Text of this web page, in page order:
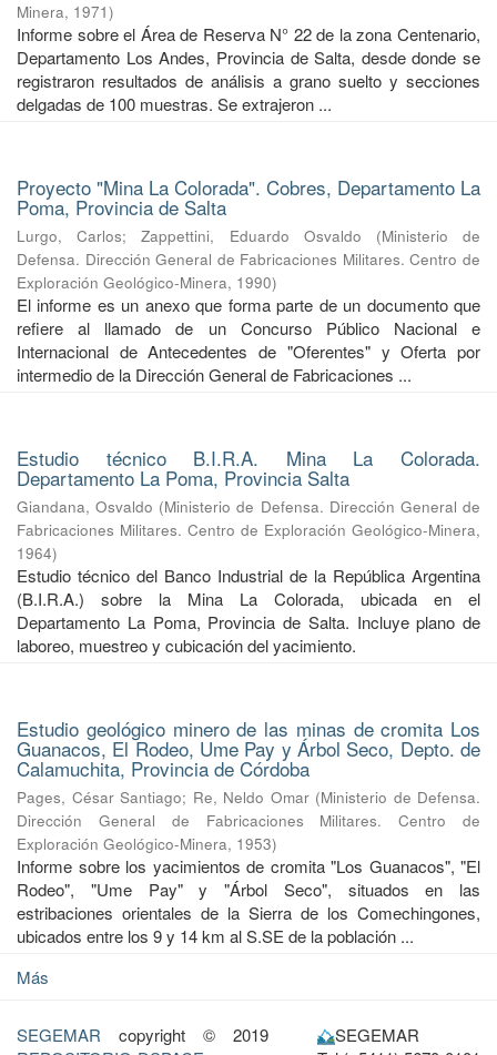
Minera, 1971)
Informe sobre el Área de Reserva N° 22 de la zona Centenario,
Departamento Los Andes, Provincia de Salta, desde donde se
registraron resultados de análisis a grano suelto y secciones
delgadas de 100 muestras. Se extrajeron ...
Proyecto "Mina La Colorada". Cobres, Departamento La
Poma, Provincia de Salta
Lurgo, Carlos;Zappettini, Eduardo Osvaldo (Ministerio de
Defensa. Dirección General de Fabricaciones Militares. Centro de
Exploración Geológico-Minera, 1990)
El informe es un anexo que forma parte de un documento que
refiere al llamado de un Concurso Público Nacional e
Internacional de Antecedentes de "Oferentes" y Oferta por
intermedio de la Dirección General de Fabricaciones ...
Estudio técnico B.I.R.A. Mina La Colorada.
Departamento La Poma, Provincia Salta
Giandana, Osvaldo (Ministerio de Defensa. Dirección General de
Fabricaciones Militares. Centro de Exploración Geológico-Minera,
1964)
Estudio técnico del Banco Industrial de la República Argentina
(B.I.R.A.) sobre la Mina La Colorada, ubicada en el
Departamento La Poma, Provincia de Salta. Incluye plano de
laboreo, muestreo y cubicación del yacimiento.
Estudio geológico minero de las minas de cromita Los
Guanacos, El Rodeo, Ume Pay y Árbol Seco, Depto. de
Calamuchita, Provincia de Córdoba
Pages, César Santiago; Re, Neldo Omar (Ministerio de Defensa.
Dirección General de Fabricaciones Militares. Centro de
Exploración Geológico-Minera, 1953)
Informe sobre los yacimientos de cromita "Los Guanacos", "El
Rodeo", "Ume Pay" y "Árbol Seco", situados en las
estribaciones orientales de la Sierra de los Comechingones,
ubicados entre los 9 y 14 km al S.SE de la población ...
Más
SEGEMAR copyright © 2019
SEGEMAR